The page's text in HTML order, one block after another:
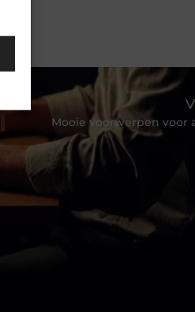
Mooie voorwerpen voor